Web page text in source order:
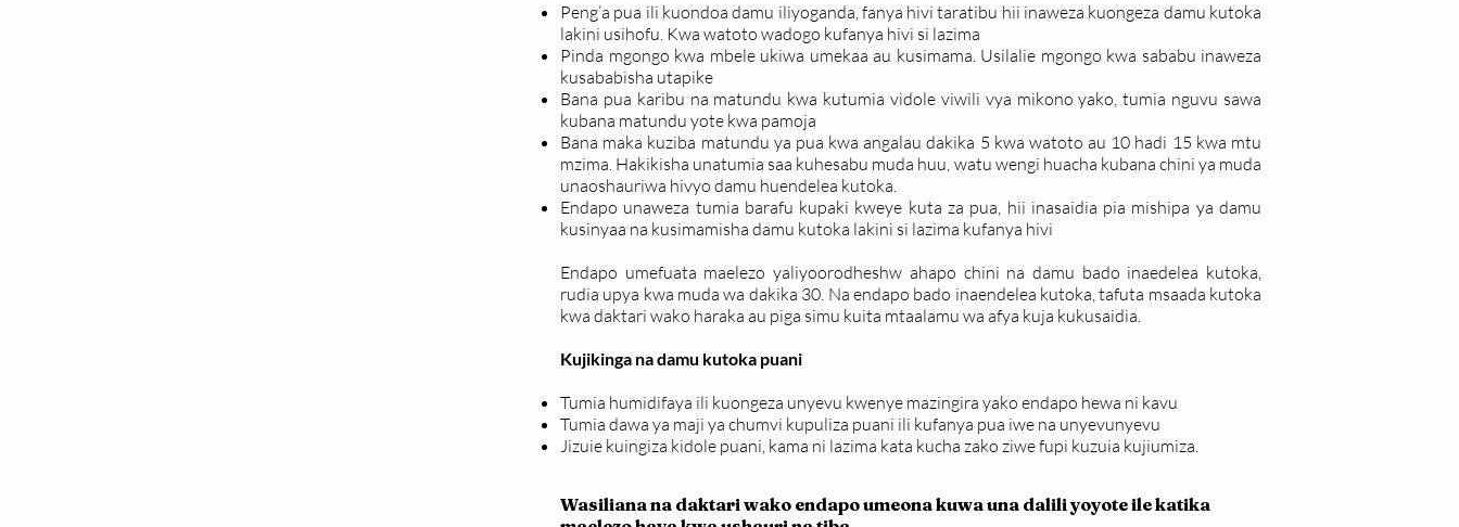
Peng’a pua ili kuondoa damu iliyoganda, fanya hivi taratibu hii inaweza kuongeza damu kutoka
lakini usihofu. Kwa watoto wadogo kufanya hivi si lazima
Pinda mgongo kwa mbele ukiwa umekaa au kusimama. Usilalie mgongo kwa sababu inaweza
kusababisha utapike
Bana pua karibu na matundu kwa kutumia vidole viwili vya mikono yako, tumia nguvu sawa
kubana matundu yote kwa pamoja
Bana maka kuziba matundu ya pua kwa angalau dakika 5 kwa watoto au 10 hadi 15 kwa mtu
mzima. Hakikisha unatumia saa kuhesabu muda huu, watu wengi huacha kubana chini ya muda
unaoshauriwa hivyo damu huendelea kutoka.
Endapo unaweza tumia barafu kupaki kweye kuta za pua, hii inasaidia pia mishipa ya damu
kusinyaa na kusimamisha damu kutoka lakini si lazima kufanya hivi
Endapo umefuata maelezo yaliyoorodheshw ahapo chini na damu bado inaedelea kutoka,
rudia upya kwa muda wa dakika 30. Na endapo bado inaendelea kutoka, tafuta msaada kutoka
kwa daktari wako haraka au piga simu kuita mtaalamu wa afya kuja kukusaidia.
Kujikinga na damu kutoka puani
Tumia humidifaya ili kuongeza unyevu kwenye mazingira yako endapo hewa ni kavu
Tumia dawa ya maji ya chumvi kupuliza puani ili kufanya pua iwe na unyevunyevu
Jizuie kuingiza kidole puani, kama ni lazima kata kucha zako ziwe fupi kuzuia kujiumiza.
Wasiliana na daktari wako endapo umeona kuwa una dalili yoyote ile katika